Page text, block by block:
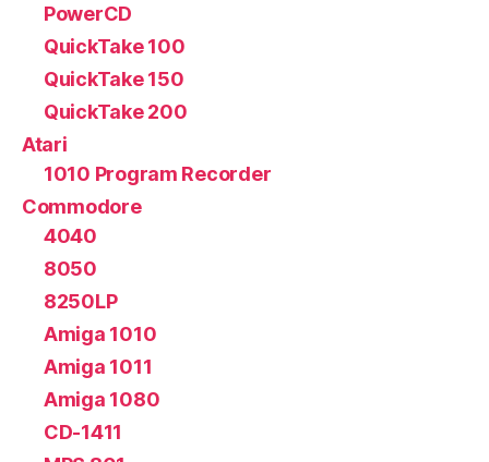
PowerCD
QuickTake 100
QuickTake 150
QuickTake 200
Atari
1010 Program Recorder
Commodore
4040
8050
8250LP
Amiga 1010
Amiga 1011
Amiga 1080
CD-1411